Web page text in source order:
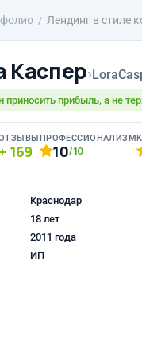
Лендинг в стиле
Каспер›
приносить прибыль, а не
169
ПРОФЕССИОНАЛИЗМ
10/10
Краснодар
18 лет
2011 года
ИП